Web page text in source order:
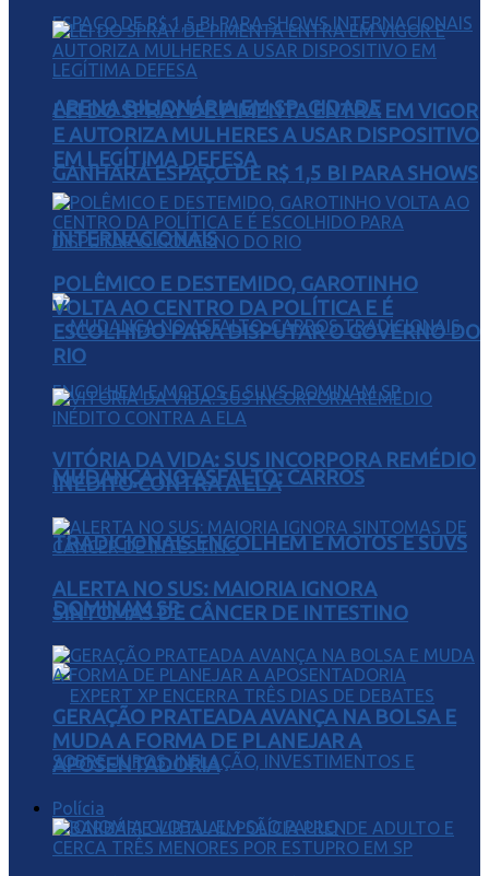
ARENA BILIONÁRIA EM SP: CIDADE
GANHARÁ ESPAÇO DE R$ 1,5 BI PARA SHOWS
INTERNACIONAIS
MUDANÇA NO ASFALTO: CARROS
TRADICIONAIS ENCOLHEM E MOTOS E SUVS
DOMINAM SP
LEI DO SPRAY DE PIMENTA ENTRA EM VIGOR
E AUTORIZA MULHERES A USAR DISPOSITIVO
EM LEGÍTIMA DEFESA
POLÊMICO E DESTEMIDO, GAROTINHO
VOLTA AO CENTRO DA POLÍTICA E É
ESCOLHIDO PARA DISPUTAR O GOVERNO DO
RIO
VITÓRIA DA VIDA: SUS INCORPORA REMÉDIO
INÉDITO CONTRA A ELA
ALERTA NO SUS: MAIORIA IGNORA
SINTOMAS DE CÂNCER DE INTESTINO
GERAÇÃO PRATEADA AVANÇA NA BOLSA E
MUDA A FORMA DE PLANEJAR A
APOSENTADORIA
Polícia